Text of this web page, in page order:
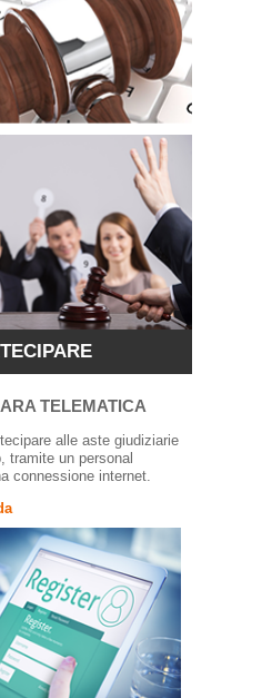
TELEMATICA
alle aste giudiziarie
tramite un personal
connessione internet.